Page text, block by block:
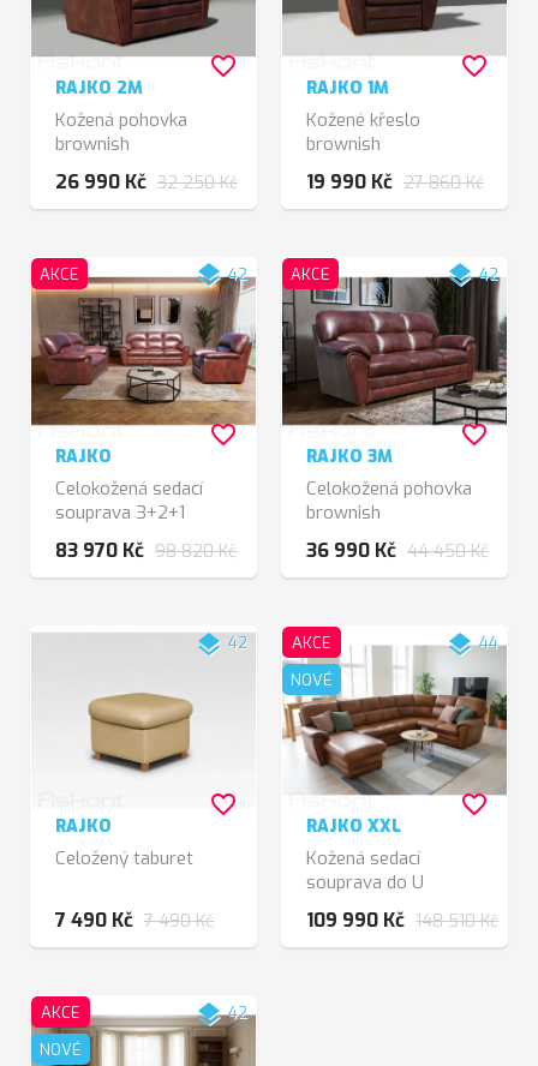
RAJKO 2M
Kožená pohovka
brownish
26 990 Kč 32 250 Kč
favorite_border
RAJKO 1M
Kožené křeslo
brownish
19 990 Kč 27 860 Kč
favorite_border
AKCE layers42
RAJKO
Celokožená sedací
souprava 3+2+1
brownish
83 970 Kč 98 820 Kč
favorite_border
AKCE layers42
RAJKO 3M
Celokožená pohovka
brownish
36 990 Kč 44 450 Kč
favorite_border
layers 42
RAJKO
Celožený taburet
7 490 Kč 7 490 Kč
favorite_border
AKCE
NOVÉ
layers44
RAJKO XXL
Kožená sedací
souprava do U
109 990 Kč 148 510 Kč
favorite_border
AKCE
NOVÉ
layers42